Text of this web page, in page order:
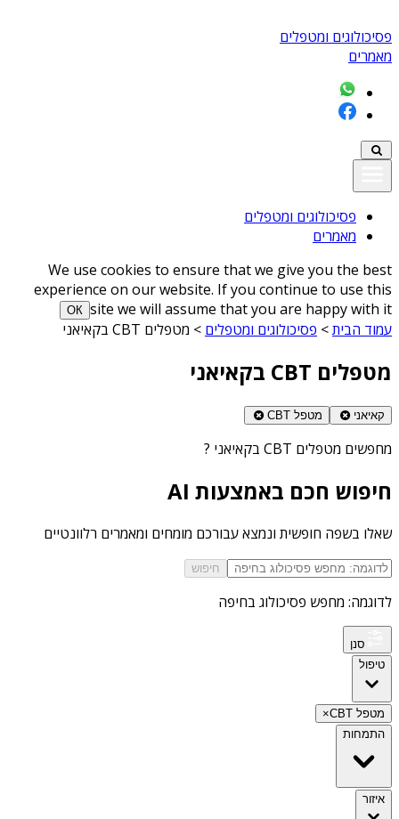
פסיכולוגים ומטפלים
מאמרים
פסיכולוגים ומטפלים
מאמרים
We use cookies to ensure that we give you the best
experience on our website. If you continue to use this
site we will assume that you are happy with it
ОК
עמוד הבית> פסיכולוגים ומטפלים > מטפלים CBT בקאיאני
מטפלים CBT בקאיאני
קאיאני מטפל CBT
מחפשים מטפלים CBT בקאיאני ?
חיפוש חכם באמצעות AI
שאלו בשפה חופשית ונמצא עבורכם מומחים ומאמרים רלוונטיים
חיפוש
לדוגמה: מחפש פסיכולוג בחיפה
סנן
טיפול
מטפל CBT
×
התמחות
איזור